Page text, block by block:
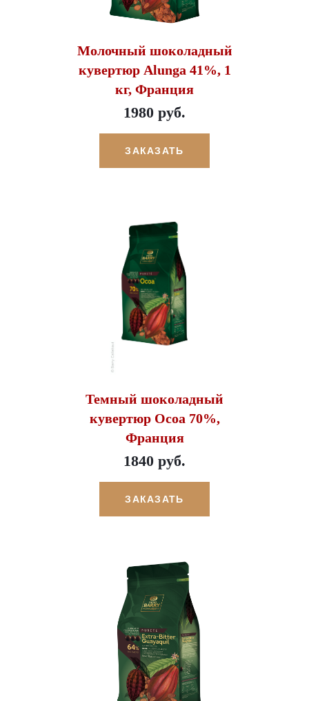
Молочный шоколадный
кувертюр Alunga 41%, 1
кг, Франция
1980 руб.
ЗАКАЗАТЬ
Темный шоколадный
кувертюр Ocoa 70%,
Франция
1840 руб.
ЗАКАЗАТЬ